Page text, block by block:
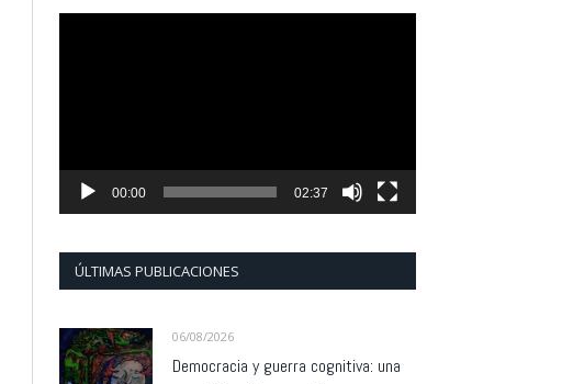
00:00 02:37
ÚLTIMAS PUBLICACIONES
06/08/2026
Democracia y guerra cognitiva: una